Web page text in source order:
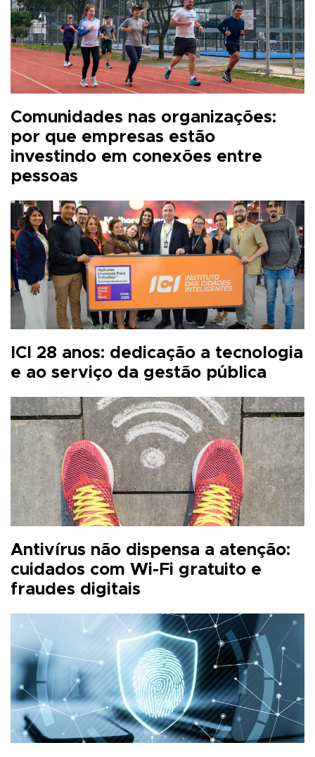
Comunidades nas organizações:
por que empresas estão
investindo em conexões entre
pessoas
ICI 28 anos: dedicação a tecnologia
e ao serviço da gestão pública
Antivírus não dispensa a atenção:
cuidados com Wi-Fi gratuito e
fraudes digitais